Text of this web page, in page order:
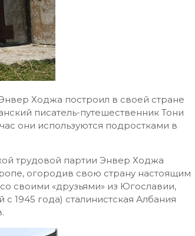
Ходжа построил в своей стране
писатель-путешественник Тони
они используются подростками в
трудовой партии Энвер Ходжа
огородив свою страну настоящим
своими «друзьями» из Югославии,
1945 года) сталинистская Албания